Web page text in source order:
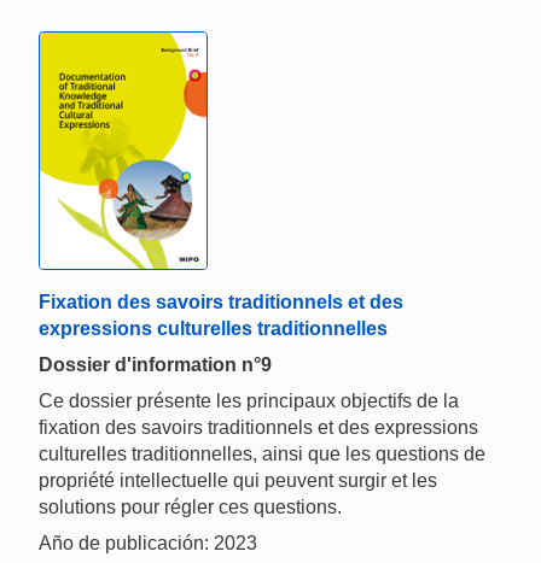
Fixation des savoirs traditionnels et des
expressions culturelles traditionnelles
Dossier d'information n°9
Ce dossier présente les principaux objectifs de la
fixation des savoirs traditionnels et des expressions
culturelles traditionnelles, ainsi que les questions de
propriété intellectuelle qui peuvent surgir et les
solutions pour régler ces questions.
Año de publicación: 2023